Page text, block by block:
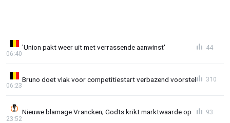
'Union pakt weer uit met verrassende aanwinst'
06:40
44
Bruno doet vlak voor competitiestart verbazend voorstel
06:23
310
Nieuwe blamage Vrancken; Godts krikt marktwaarde op
23:52
93